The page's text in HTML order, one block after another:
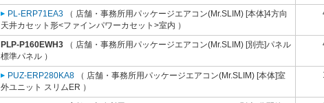
PL-ERP71EA3 （ 店舗・事務所用パッケージエアコン(Mr.SLIM) [本体]4方向
天井カセット形<ファインパワーカセット>室内 ）
PLP-P160EWH3 （ 店舗・事務所用パッケージエアコン(Mr.SLIM) [別売]パネル
標準パネル ）
PUZ-ERP280KA8 （ 店舗・事務所用パッケージエアコン(Mr.SLIM) [本体]室
外ユニット スリムER ）